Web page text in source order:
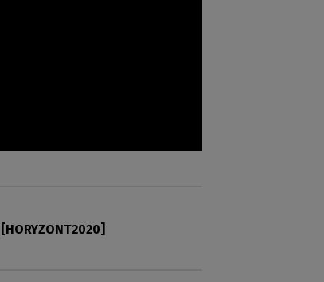
Medyczne innowacje. Zobacz, w jakich dziedzinach Pomorze może być światowym liderem [HORYZONT2020]